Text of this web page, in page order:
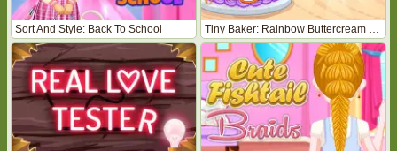
Sort And Style: Back To School